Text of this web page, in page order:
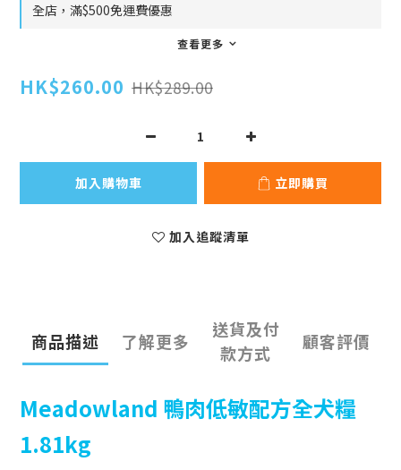
全店，滿$500免運費優惠
查看更多
HK$260.00 HK$289.00
加入購物車 立即購買
加入追蹤清單
商品描述 了解更多
送貨及付
款方式
顧客評價
Meadowland 鴨肉低敏配方全犬糧
1.81kg